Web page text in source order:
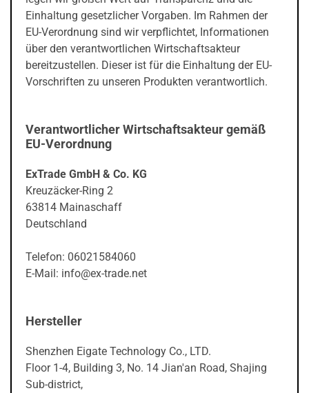
Einhaltung gesetzlicher Vorgaben. Im Rahmen der
EU-Verordnung sind wir verpflichtet, Informationen
über den verantwortlichen Wirtschaftsakteur
bereitzustellen. Dieser ist für die Einhaltung der EU-
Vorschriften zu unseren Produkten verantwortlich.
Verantwortlicher Wirtschaftsakteur gemäß
EU-Verordnung
ExTrade GmbH & Co. KG
Kreuzäcker-Ring 2
63814 Mainaschaff
Deutschland
Telefon: 06021584060
E-Mail: info@ex-trade.net
Hersteller
Shenzhen Eigate Technology Co., LTD.
Floor 1-4, Building 3, No. 14 Jian'an Road, Shajing
Sub-district,